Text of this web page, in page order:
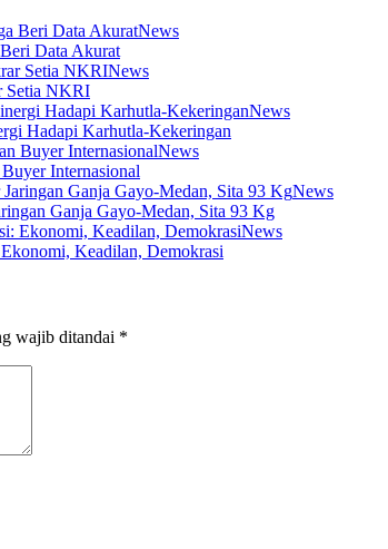
News
Data Akurat
News
Setia NKRI
News
Hadapi Karhutla-Kekeringan
News
Internasional
News
Ganja Gayo-Medan, Sita 93 Kg
News
Keadilan, Demokrasi
wajib ditandai *